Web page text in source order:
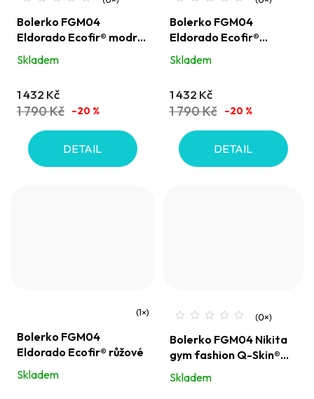
Bolerko FGM04
Eldorado Ecofir® modrý
oceán
Skladem
1 432 Kč
1 790 Kč –20 %
DETAIL
Bolerko FGM04
Eldorado Ecofir®
olivové
Skladem
1 432 Kč
1 790 Kč –20 %
DETAIL
hodnocení
produktu
je
Bolerko FGM04
Eldorado Ecofir® růžové
Skladem
Bolerko FGM04 Nikita
gym fashion Q-Skin®
bílé
Skladem